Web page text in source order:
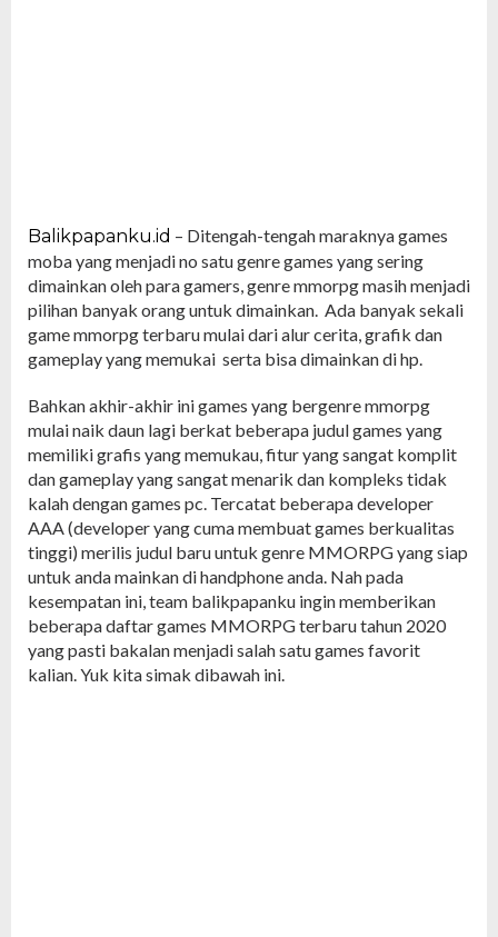
Balikpapanku.id – Ditengah-tengah maraknya games
moba yang menjadi no satu genre games yang sering
dimainkan oleh para gamers, genre mmorpg masih menjadi
pilihan banyak orang untuk dimainkan. Ada banyak sekali
game mmorpg terbaru mulai dari alur cerita, grafik dan
gameplay yang memukai serta bisa dimainkan di hp.
Bahkan akhir-akhir ini games yang bergenre mmorpg
mulai naik daun lagi berkat beberapa judul games yang
memiliki grafis yang memukau, fitur yang sangat komplit
dan gameplay yang sangat menarik dan kompleks tidak
kalah dengan games pc. Tercatat beberapa developer
AAA (developer yang cuma membuat games berkualitas
tinggi) merilis judul baru untuk genre MMORPG yang siap
untuk anda mainkan di handphone anda. Nah pada
kesempatan ini, team balikpapanku ingin memberikan
beberapa daftar games MMORPG terbaru tahun 2020
yang pasti bakalan menjadi salah satu games favorit
kalian. Yuk kita simak dibawah ini.